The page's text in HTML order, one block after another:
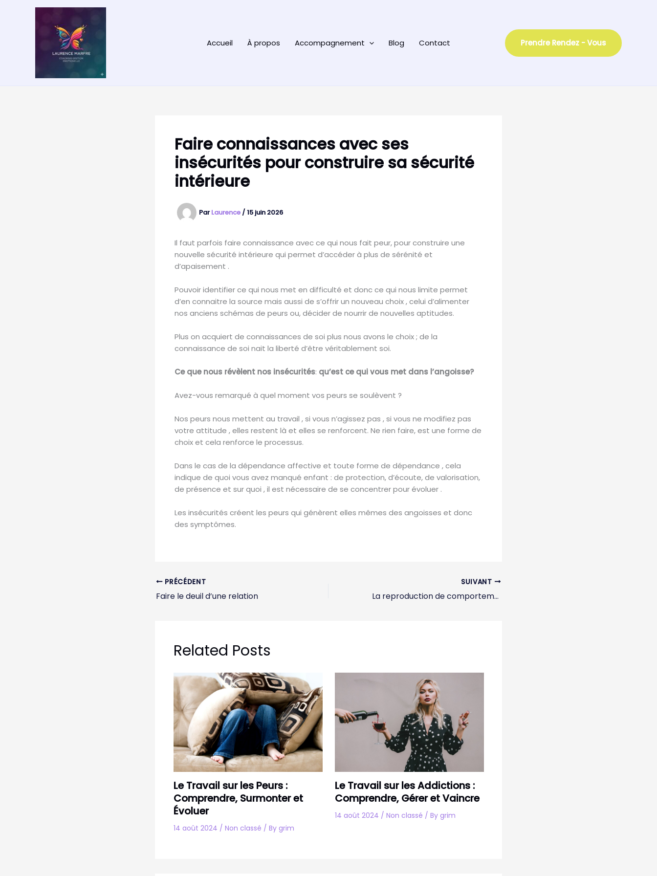
Accueil
À propos Accompagnement Blog Contact Prendre Rendez - Vous
Faire connaissances avec ses
insécurités pour construire sa sécurité
intérieure
ParLaurence /15 juin 2026
Il faut parfois faire connaissance avec ce qui nous fait peur, pour construire une
nouvelle sécurité intérieure qui permet d’accéder à plus de sérénité et
d’apaisement .
Pouvoir identifier ce qui nous met en difficulté et donc ce qui nous limite permet
d’en connaitre la source mais aussi de s’offrir un nouveau choix , celui d’alimenter
nos anciens schémas de peurs ou, décider de nourrir de nouvelles aptitudes.
Plus on acquiert de connaissances de soi plus nous avons le choix ; de la
connaissance de soi nait la liberté d’être véritablement soi.
Ce que nous révèlent nos insécurités: qu’est ce qui vous met dans l’angoisse?
Avez-vous remarqué à quel moment vos peurs se soulèvent ?
Nos peurs nous mettent au travail , si vous n’agissez pas , si vous ne modifiez pas
votre attitude , elles restent là et elles se renforcent. Ne rien faire, est une forme de
choix et cela renforce le processus.
Dans le cas de la dépendance affective et toute forme de dépendance , cela
indique de quoi vous avez manqué enfant : de protection, d’écoute, de valorisation,
de présence et sur quoi , il est nécessaire de se concentrer pour évoluer .
Les insécurités créent les peurs qui génèrent elles mêmes des angoisses et donc
des symptômes.
PRÉCÉDENT
Faire le deuil d’une relation
SUIVANT
La reproduction de comportements toxiques de nos parents
Related Posts
Le Travail sur les Peurs :
Comprendre, Surmonter et
Évoluer
14 août 2024 / Non classé / By grim
Le Travail sur les Addictions :
Comprendre, Gérer et Vaincre
14 août 2024 / Non classé / By grim